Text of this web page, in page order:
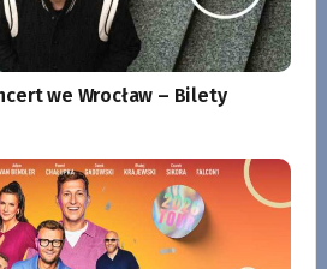
we Wrocław – Bilety